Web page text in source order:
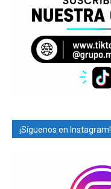
¡Síguenos en Instagram!